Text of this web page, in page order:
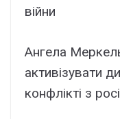
війни
Ангела
активізувати
конфлікті з